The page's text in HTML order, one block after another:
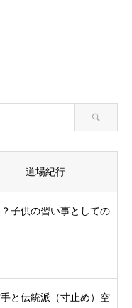
道場紀行
子供の習い事としての
と伝統派（寸止め）空